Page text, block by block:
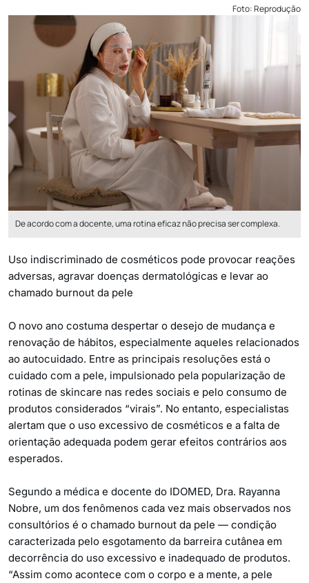
Foto: Reprodução
De acordo com a docente, uma rotina eficaz não precisa ser complexa.
Uso indiscriminado de cosméticos pode provocar reações
adversas, agravar doenças dermatológicas e levar ao
chamado burnout da pele
O novo ano costuma despertar o desejo de mudança e
renovação de hábitos, especialmente aqueles relacionados
ao autocuidado. Entre as principais resoluções está o
cuidado com a pele, impulsionado pela popularização de
rotinas de skincare nas redes sociais e pelo consumo de
produtos considerados “virais”. No entanto, especialistas
alertam que o uso excessivo de cosméticos e a falta de
orientação adequada podem gerar efeitos contrários aos
esperados.
Segundo a médica e docente do IDOMED, Dra. Rayanna
Nobre, um dos fenômenos cada vez mais observados nos
consultórios é o chamado burnout da pele — condição
caracterizada pelo esgotamento da barreira cutânea em
decorrência do uso excessivo e inadequado de produtos.
“Assim como acontece com o corpo e a mente, a pele